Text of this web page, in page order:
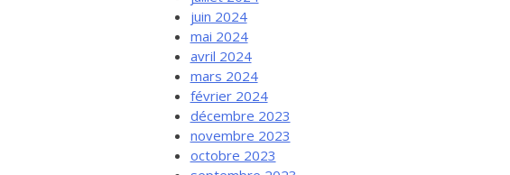
juin 2024
mai 2024
avril 2024
mars 2024
février 2024
décembre 2023
novembre 2023
octobre 2023